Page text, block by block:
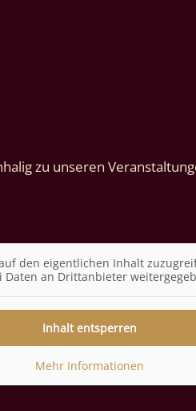
zu unseren
den eigentlichen Inhalt
Daten an Drittanbieter
Inhalt entsperren
Mehr Informationen